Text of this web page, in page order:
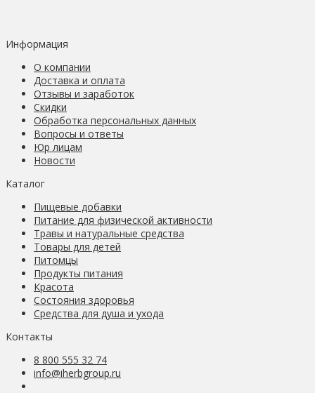
Информация
О компании
Доставка и оплата
Отзывы и заработок
Скидки
Обработка персональных данных
Вопросы и ответы
Юр лицам
Новости
Каталог
Пищевые добавки
Питание для физической активности
Травы и натуральные средства
Товары для детей
Питомцы
Продукты питания
Красота
Состояния здоровья
Средства для душа и ухода
Контакты
8 800 555 32 74
info@iherbgroup.ru